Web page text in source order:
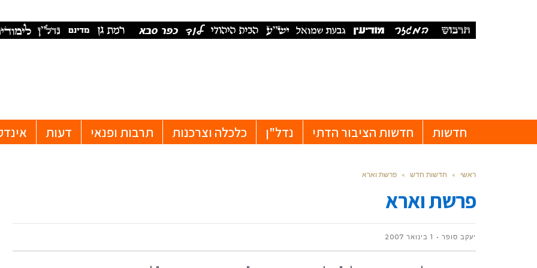
חדשות חדשות הציבור הדתי נדל"ן כלכלה וצרכנות תרבות ופנאי דעות
ראשי » חדשות חדש » פרשת וארא
פרשת וארא
יעקב סופר 1 בינואר 2007